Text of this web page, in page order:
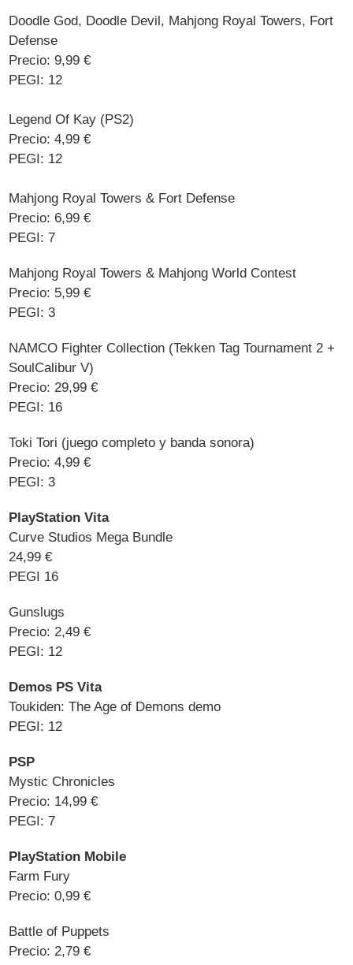
Doodle God, Doodle Devil, Mahjong Royal Towers, Fort
Defense
Precio: 9,99 €
PEGI: 12
Legend Of Kay (PS2)
Precio: 4,99 €
PEGI: 12
Mahjong Royal Towers & Fort Defense
Precio: 6,99 €
PEGI: 7
Mahjong Royal Towers & Mahjong World Contest
Precio: 5,99 €
PEGI: 3
NAMCO Fighter Collection (Tekken Tag Tournament 2 +
SoulCalibur V)
Precio: 29,99 €
PEGI: 16
Toki Tori (juego completo y banda sonora)
Precio: 4,99 €
PEGI: 3
PlayStation Vita
Curve Studios Mega Bundle
24,99 €
PEGI 16
Gunslugs
Precio: 2,49 €
PEGI: 12
Demos PS Vita
Toukiden: The Age of Demons demo
PEGI: 12
PSP
Mystic Chronicles
Precio: 14,99 €
PEGI: 7
PlayStation Mobile
Farm Fury
Precio: 0,99 €
Battle of Puppets
Precio: 2,79 €